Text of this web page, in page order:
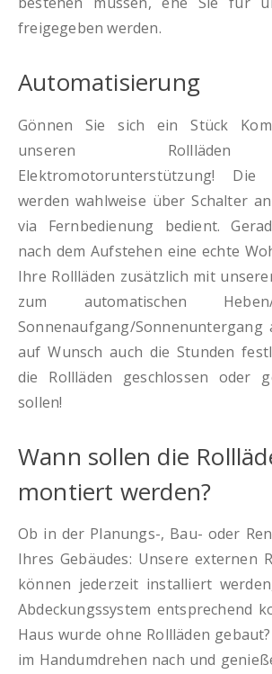
freigegeben werden.
Automatisierung
Gönnen Sie sich ein Stück
unseren Rollläden
Elektromotorunterstützung! Die
werden wahlweise über Schalter
via Fernbedienung bedient.
nach dem Aufstehen eine echte
Ihre Rollläden zusätzlich mit
zum automatischen
Sonnenaufgang/Sonnenuntergang
auf Wunsch auch die Stunden
die Rollläden geschlossen oder
sollen!
Wann sollen die
montiert werden?
Ob in der Planungs-, Bau- oder
Ihres Gebäudes: Unsere externen
können jederzeit installiert
Abdeckungssystem entsprechend
Haus wurde ohne Rollläden
im Handumdrehen nach und